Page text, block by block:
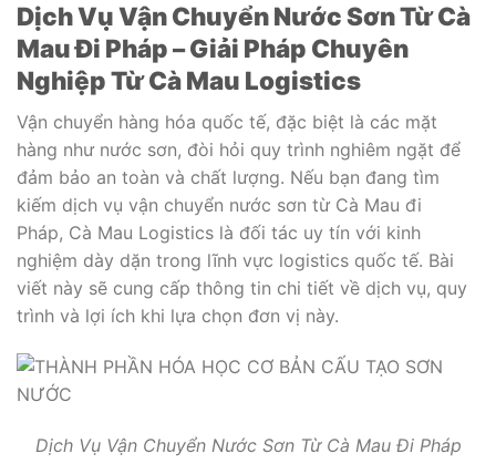
Dịch Vụ Vận Chuyển Nước Sơn Từ Cà
Mau Đi Pháp – Giải Pháp Chuyên
Nghiệp Từ Cà Mau Logistics
Vận chuyển hàng hóa quốc tế, đặc biệt là các mặt
hàng như nước sơn, đòi hỏi quy trình nghiêm ngặt để
đảm bảo an toàn và chất lượng. Nếu bạn đang tìm
kiếm dịch vụ vận chuyển nước sơn từ Cà Mau đi
Pháp, Cà Mau Logistics là đối tác uy tín với kinh
nghiệm dày dặn trong lĩnh vực logistics quốc tế. Bài
viết này sẽ cung cấp thông tin chi tiết về dịch vụ, quy
trình và lợi ích khi lựa chọn đơn vị này.
Dịch Vụ Vận Chuyển Nước Sơn Từ Cà Mau Đi Pháp